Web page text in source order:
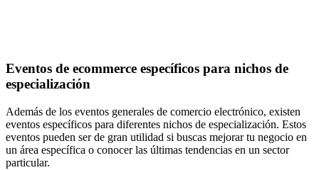
Eventos de ecommerce específicos para nichos de
especialización
Además de los eventos generales de comercio electrónico, existen
eventos específicos para diferentes nichos de especialización. Estos
eventos pueden ser de gran utilidad si buscas mejorar tu negocio en
un área específica o conocer las últimas tendencias en un sector
particular.